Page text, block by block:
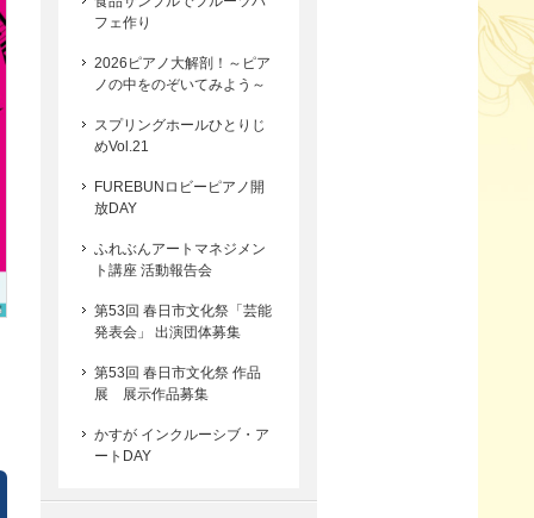
フェ作り
2026ピアノ大解剖！～ピア
ノの中をのぞいてみよう～
スプリングホールひとりじ
めVol.21
FUREBUNロビーピアノ開
放DAY
ふれぶんアートマネジメン
ト講座 活動報告会
第53回 春日市文化祭「芸能
発表会」 出演団体募集
第53回 春日市文化祭 作品
展 展示作品募集
かすが インクルーシブ・ア
ートDAY